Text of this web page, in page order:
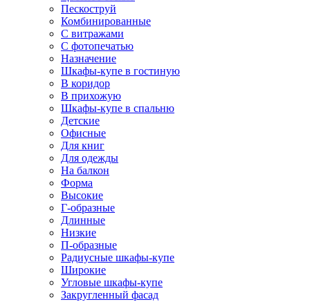
Пескоструй
Комбинированные
С витражами
С фотопечатью
Назначение
Шкафы-купе в гостиную
В коридор
В прихожую
Шкафы-купе в спальню
Детские
Офисные
Для книг
Для одежды
На балкон
Форма
Высокие
Г-образные
Длинные
Низкие
П-образные
Радиусные шкафы-купе
Широкие
Угловые шкафы-купе
Закругленный фасад